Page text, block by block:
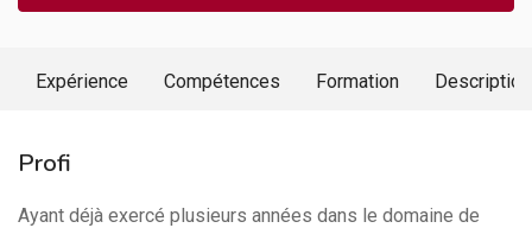
Expérience Compétences Formation Description
Profi
Ayant déjà exercé plusieurs années dans le domaine de